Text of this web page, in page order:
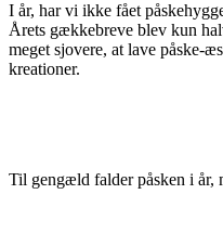
I år, har vi ikke fået
Årets gækkebreve blev kun
meget sjovere, at lave påske-
kreationer.
Til gengæld falder påsken i år,